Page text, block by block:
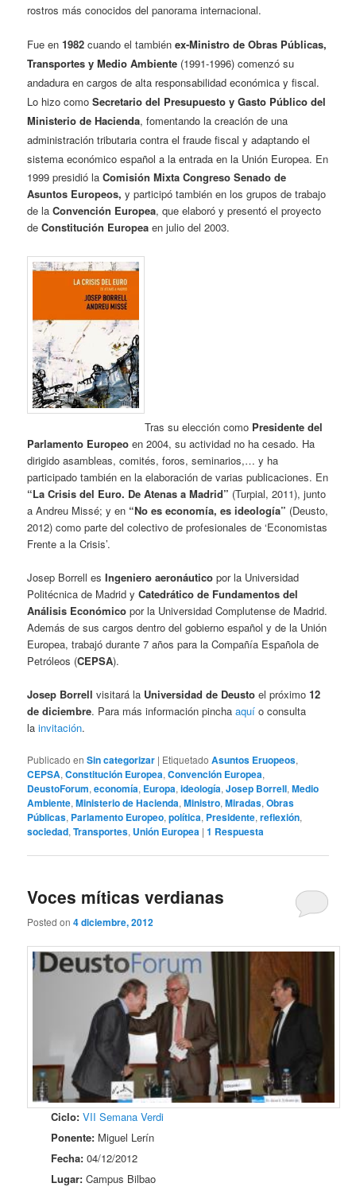
rostros más conocidos del panorama internacional.
Fue en1982cuando el tambiénex-Ministro de Obras Públicas,
Transportes y Medio Ambiente (1991-1996) comenzó su
andadura en cargos de alta responsabilidad económica y fiscal.
Lo hizo comoSecretario del Presupuesto y Gasto Público del
Ministerio de Hacienda, fomentando la creación de una
administración tributaria contra el fraude fiscal y adaptando el
sistema económico español a la entrada en la Unión Europea. En
1999 presidió laComisión Mixta Congreso Senado de
Asuntos Europeos, y participó también en los grupos de trabajo
de laConvención Europea, que elaboró y presentó el proyecto
deConstitución Europea en julio del 2003.
Tras su elección como Presidente del
Parlamento Europeoen 2004, su actividad no ha cesado. Ha
dirigido asambleas, comités, foros, seminarios,… y ha
participado también en la elaboración de varias publicaciones. En
“La Crisis del Euro. De Atenas a Madrid” (Turpial, 2011), junto
a Andreu Missé; y en “No es economía, es ideología” (Deusto,
2012) como parte del colectivo de profesionales de ‘Economistas
Frente a la Crisis’.
Josep Borrell es Ingeniero aeronáutico por la Universidad
Politécnica de Madrid yCatedrático de Fundamentos del
Análisis Económico por la Universidad Complutense de Madrid.
Además de sus cargos dentro del gobierno español y de la Unión
Europea, trabajó durante 7 años para la Compañía Española de
Petróleos (CEPSA).
Josep Borrell visitará la Universidad de Deusto el próximo12
de diciembre. Para más información pinchaaquí o consulta
lainvitación.
Publicado en Sin categorizar | Etiquetado Asuntos Eruopeos,
CEPSA,Constitución Europea,Convención Europea,
DeustoForum,economía, Europa,ideología,Josep Borrell,Medio
Ambiente,Ministerio de Hacienda,Ministro,Miradas,Obras
Públicas, Parlamento Europeo,política, Presidente,reflexión,
sociedad,Transportes, Unión Europea |1 Respuesta
Voces míticas verdianas
Posted on4 diciembre, 2012
Ciclo: VII Semana Verdi
Ponente: Miguel Lerín
Fecha: 04/12/2012
Lugar: Campus Bilbao